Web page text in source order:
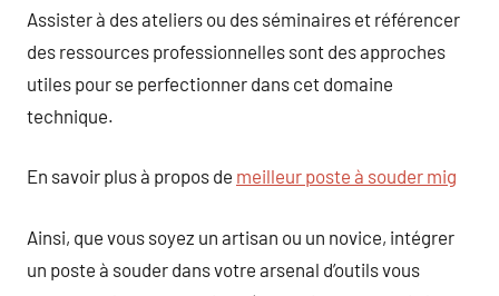
Assister à des ateliers ou des séminaires et référencer
des ressources professionnelles sont des approches
utiles pour se perfectionner dans cet domaine
technique.
En savoir plus à propos de meilleur poste à souder mig
Ainsi, que vous soyez un artisan ou un novice, intégrer
un poste à souder dans votre arsenal d’outils vous